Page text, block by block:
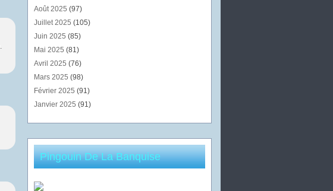
Août 2025 (97)
Juillet 2025 (105)
Juin 2025 (85)
Mai 2025 (81)
Avril 2025 (76)
Mars 2025 (98)
Février 2025 (91)
Janvier 2025 (91)
Pingouin De La Banquise